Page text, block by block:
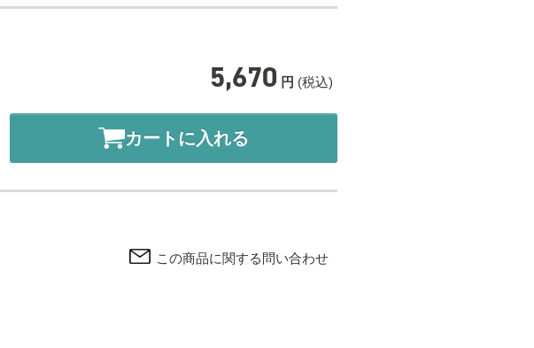
5,670 円 (税込)
カートに入れる
この商品に関する問い合わせ